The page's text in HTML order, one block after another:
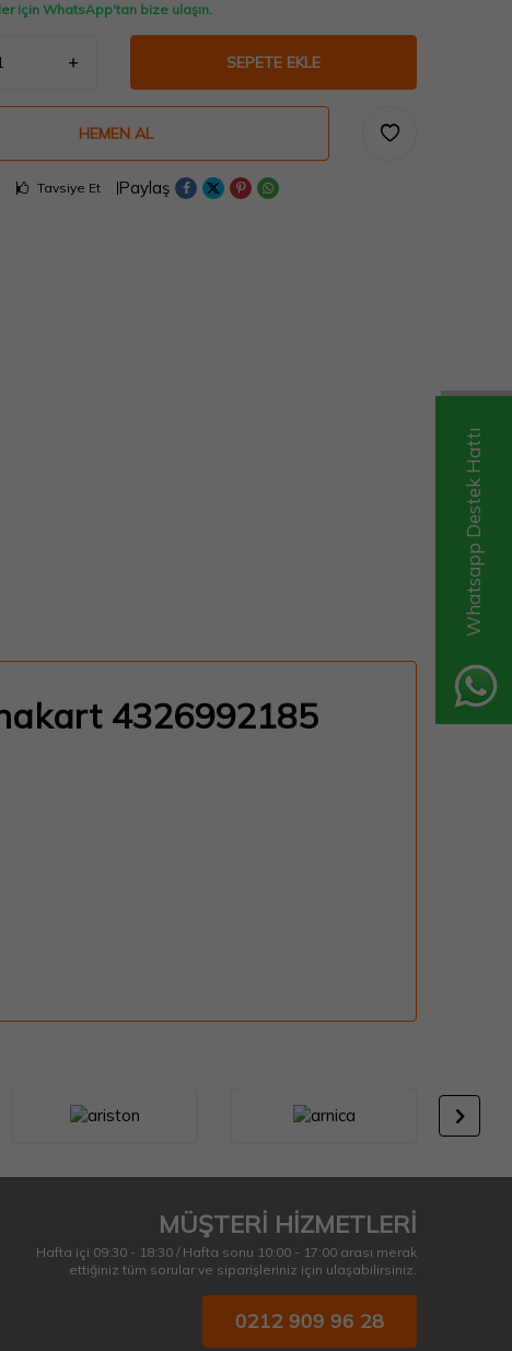
Whatsapp Destek Hattı
için WhatsApp'tan bize ulaşın.
SEPETE EKLE
HEMEN AL
Tavsiye Et Paylaş
4326992185
MÜŞTERİ HİZMETLERİ
Hafta içi 09:30 - 18:30 / Hafta sonu 10:00 - 17:00 arası merak
ettiğiniz tüm sorular ve siparişleriniz için ulaşabilirsiniz.
0212 909 96 28